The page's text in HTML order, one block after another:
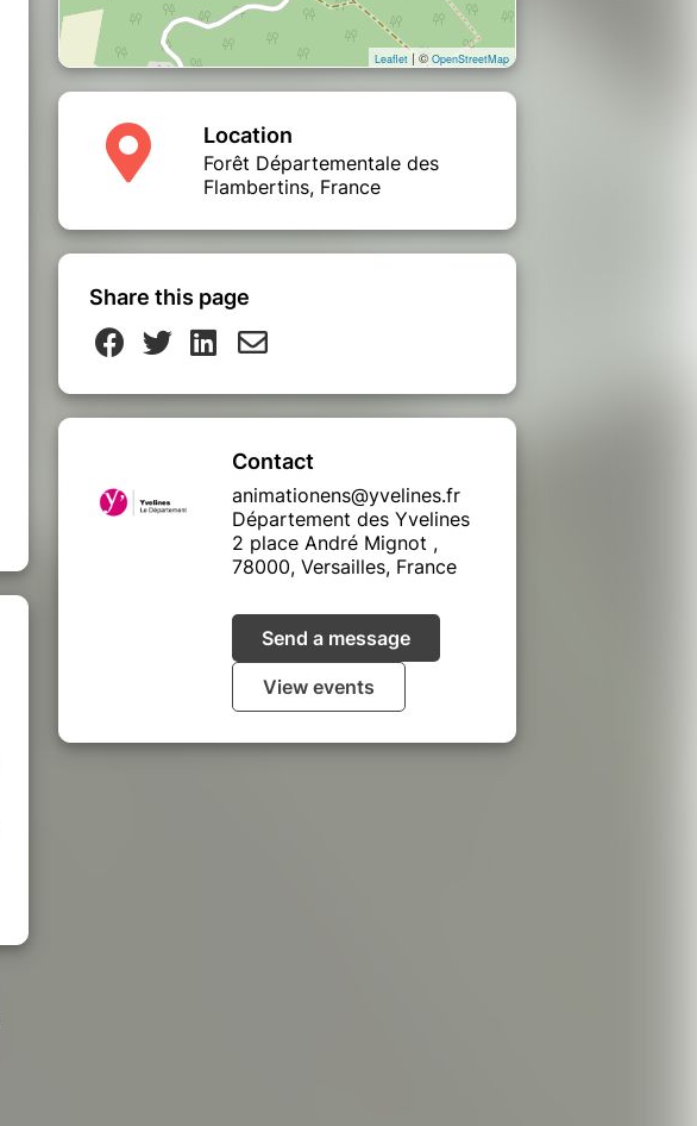
Leaflet| © OpenStreetMap
Location
Forêt Départementale des
Flambertins, France
Share this page
Contact
animationens@yvelines.fr
Département des Yvelines
2 place André Mignot ,
78000, Versailles, France
Send a message
View events